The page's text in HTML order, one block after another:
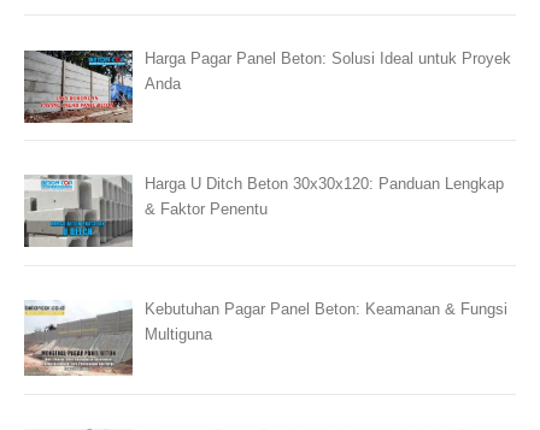
Harga Pagar Panel Beton: Solusi Ideal untuk Proyek
Anda
Harga U Ditch Beton 30x30x120: Panduan Lengkap
& Faktor Penentu
Kebutuhan Pagar Panel Beton: Keamanan & Fungsi
Multiguna